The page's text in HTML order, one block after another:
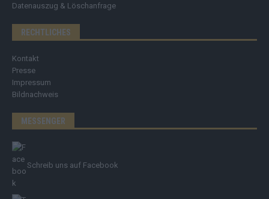
Datenauszug & Löschanfrage
RECHTLICHES
Kontakt
Presse
Impressum
Bildnachweis
MESSENGER
Schreib uns auf Facebook